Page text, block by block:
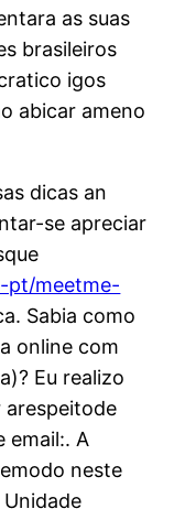
as suas
brasileiros
igos
abicar ameno
dicas an
se apreciar
pt/meetme-
Sabia como
online com
Eu realizo
arespeitode
email:. A
neste